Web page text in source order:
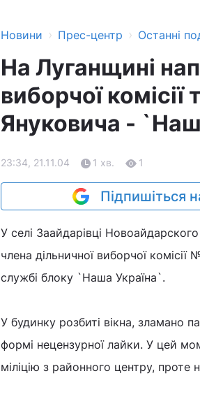
Новини › Прес-центр › Останні
На Луганщині
виборчої
Януковича -
23:34, 21.11.04 1 хв. 1
Підпишіться
У селі Заайдарівці
члена дільничної виборчої
службі блоку `Наша Україна`.
У будинку розбиті вікна, зламано
формі нецензурної лайки. У цей
міліцію з районного центру, проте